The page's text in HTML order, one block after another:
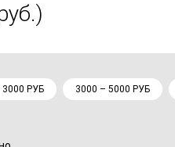
3000 РУБ 3000 – 5000 РУБ